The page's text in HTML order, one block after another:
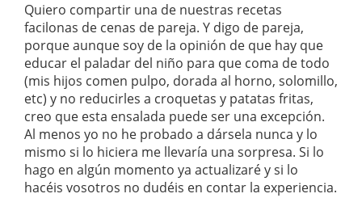
Quiero compartir una de nuestras recetas
facilonas de cenas de pareja. Y digo de pareja,
porque aunque soy de la opinión de que hay que
educar el paladar del niño para que coma de todo
(mis hijos comen pulpo, dorada al horno, solomillo,
etc) y no reducirles a croquetas y patatas fritas,
creo que esta ensalada puede ser una excepción.
Al menos yo no he probado a dársela nunca y lo
mismo si lo hiciera me llevaría una sorpresa. Si lo
hago en algún momento ya actualizaré y si lo
hacéis vosotros no dudéis en contar la experiencia.